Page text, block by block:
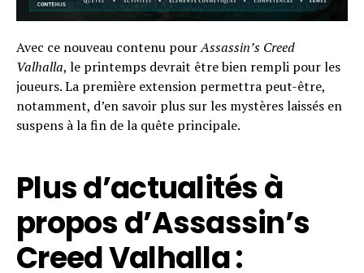
Avec ce nouveau contenu pourAssassin’s Creed
Valhalla, le printemps devrait être bien rempli pour les
joueurs. La première extension permettra peut-être,
notamment, d’en savoir plus sur les mystères laissés en
suspens à la fin de la quête principale.
Plus d’actualités à
propos d’Assassin’s
Creed Valhalla :